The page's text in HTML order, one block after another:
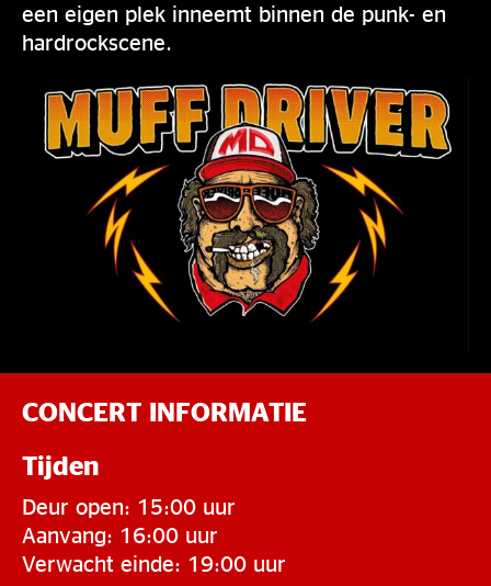
een eigen plek inneemt binnen de punk- en
hardrockscene.
CONCERT INFORMATIE
Tijden
Deur open: 15:00 uur
Aanvang: 16:00 uur
Verwacht einde: 19:00 uur